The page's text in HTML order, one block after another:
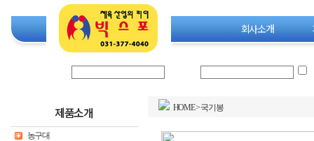
회사소개
제품소개
농구대
HOME>국기봉